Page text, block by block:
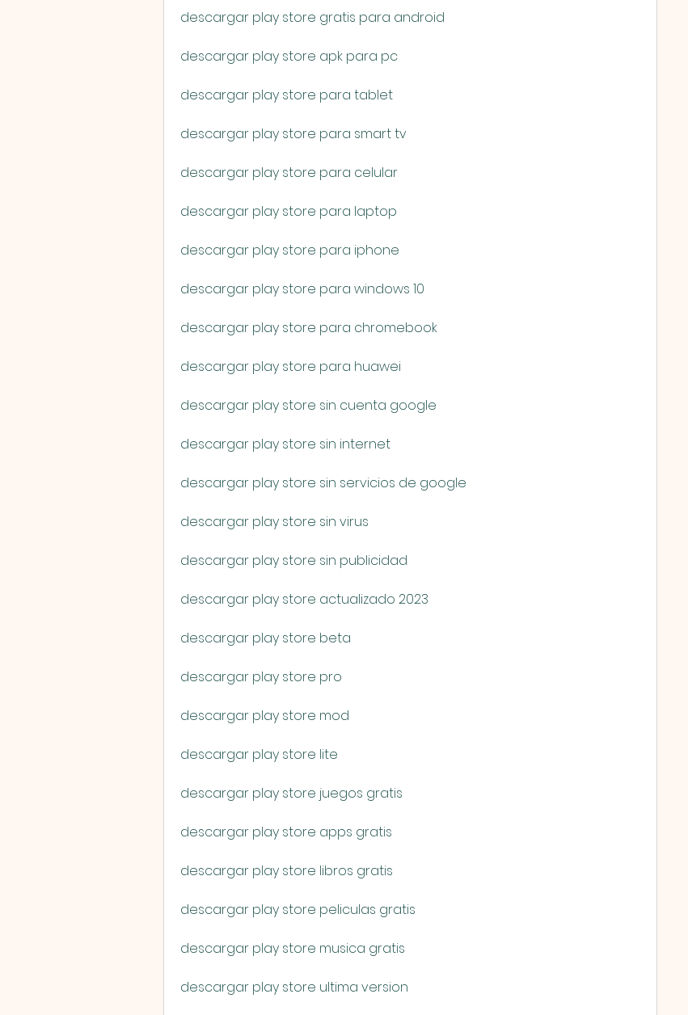
descargar play store gratis para android
descargar play store apk para pc
descargar play store para tablet
descargar play store para smart tv
descargar play store para celular
descargar play store para laptop
descargar play store para iphone
descargar play store para windows 10
descargar play store para chromebook
descargar play store para huawei
descargar play store sin cuenta google
descargar play store sin internet
descargar play store sin servicios de google
descargar play store sin virus
descargar play store sin publicidad
descargar play store actualizado 2023
descargar play store beta
descargar play store pro
descargar play store mod
descargar play store lite
descargar play store juegos gratis
descargar play store apps gratis
descargar play store libros gratis
descargar play store peliculas gratis
descargar play store musica gratis
descargar play store ultima version